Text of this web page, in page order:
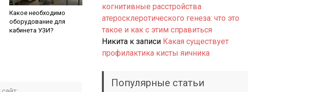
Какое необходимо
оборудование для
кабинета УЗИ?
когнитивные расстройства
атеросклеротического генеза: что это
такое и как с этим справиться
Никита к записи Какая существует
профилактика кисты яичника
Популярные статьи